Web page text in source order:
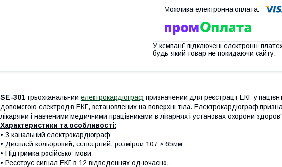
У компанії підключені електронні
будь-який товар не покидаючи сайту.
SE-301 трьохканальний електрокардіограф призначений для реєстрації ЕКГ у
допомогою електродів ЕКГ, встановлених на поверхні тіла. Електрокардіограф
лікарями і навченими медичними працівниками в лікарнях і установах охорони
Характеристики та особливості:
• 3 канальний електрокардіограф
• Дисплей кольоровий, сенсорний, розміром 107 × 65мм
• Підтримка російської мови
• Реєструє сигнал ЕКГ в 12 відведеннях одночасно.